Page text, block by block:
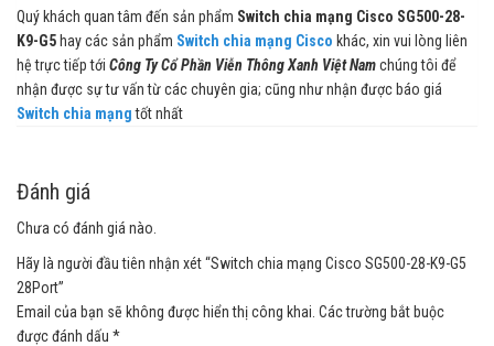
Quý khách quan tâm đến sản phẩm Switch chia mạng Cisco SG500-28-
K9-G5 hay các sản phẩm Switch chia mạng Cisco khác, xin vui lòng liên
hệ trực tiếp tới Công Ty Cổ Phần Viễn Thông Xanh Việt Namchúng tôi để
nhận được sự tư vấn từ các chuyên gia; cũng như nhận được báo giá
Switch chia mạngtốt nhất
Đánh giá
Chưa có đánh giá nào.
Hãy là người đầu tiên nhận xét “Switch chia mạng Cisco SG500-28-K9-G5
28Port”
Email của bạn sẽ không được hiển thị công khai. Các trường bắt buộc
được đánh dấu *